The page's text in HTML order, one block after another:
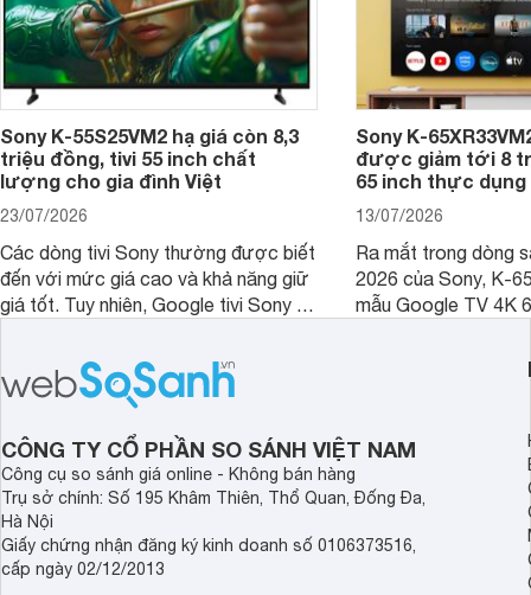
Sony K-55S25VM2 hạ giá còn 8,3
triệu đồng, tivi 55 inch chất
lượng cho gia đình Việt
23/07/2026
Các dòng tivi Sony thường được biết
đến với mức giá cao và khả năng giữ
giá tốt. Tuy nhiên, Google tivi Sony 55
hợp đáng chú ý khi có mức giá dễ
tiếp cận hơn dù mới ra mắt trong năm
Sony K-
được giảm tới 8
65 inch thực
13/07/2026
Ra mắt trong dòng
2026 của Sony, K-
mẫu Google TV 4K
tảng Google TV
nghệ hỗ trợ nâng
CÔNG TY CỔ PHẦN SO SÁNH VIỆT NAM
Công cụ so sánh giá online - Không bán hàng
Trụ sở chính: Số 195 Khâm Thiên, Thổ Quan, Đống Đa,
Hà Nội
Giấy chứng nhận đăng ký kinh doanh số 0106373516,
cấp ngày 02/12/2013